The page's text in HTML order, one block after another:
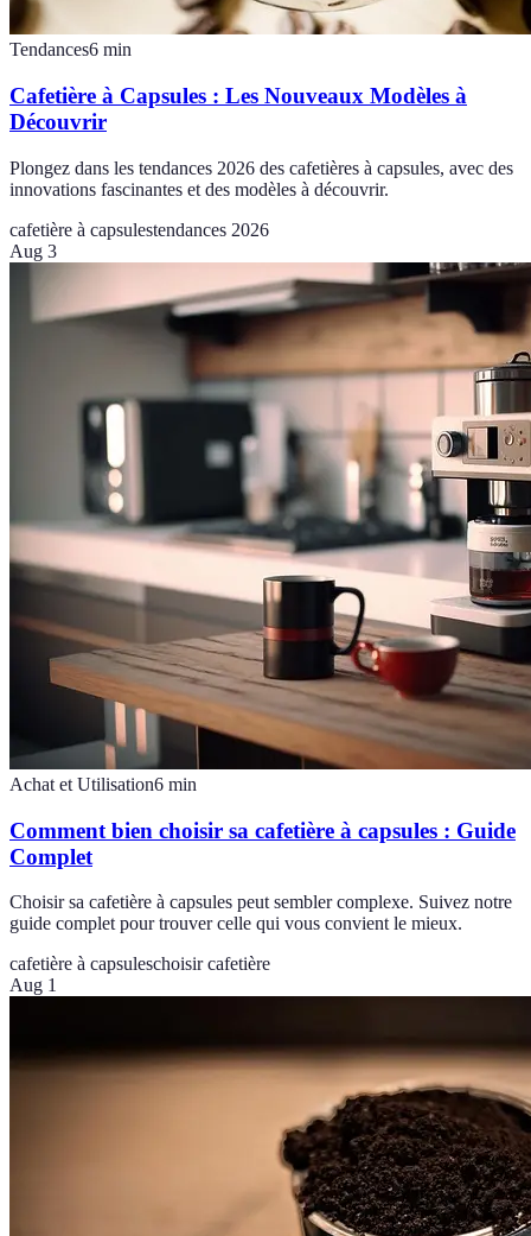
Tendances6 min
Cafetière à Capsules : Les Nouveaux Modèles à
Découvrir
Plongez dans les tendances 2026 des cafetières à capsules, avec des
innovations fascinantes et des modèles à découvrir.
cafetière à capsulestendances 2026
Aug 3
Achat et Utilisation6 min
Comment bien choisir sa cafetière à capsules : Guide
Complet
Choisir sa cafetière à capsules peut sembler complexe. Suivez notre
guide complet pour trouver celle qui vous convient le mieux.
cafetière à capsuleschoisir cafetière
Aug 1